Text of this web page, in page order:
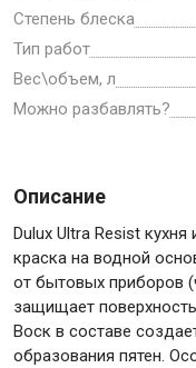
Степень блеска
Тип работ
Вес\объем, л
Можно разбавлять?
Описание
Dulux Ultra Resist кухня
краска на водной
от бытовых приборов
защищает
Воск в составе
образования пятен.
Анкеры
Монтажные
Канаты, шнуры